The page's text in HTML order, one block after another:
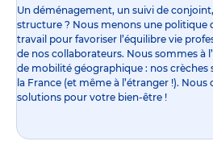
Un déménagement, un suivi de
structure ? Nous menons une politique
travail pour favoriser l’équilibre vie
de nos collaborateurs. Nous sommes à
de mobilité géographique : nos
la France (et même à l’étranger !).
solutions pour votre bien-être !